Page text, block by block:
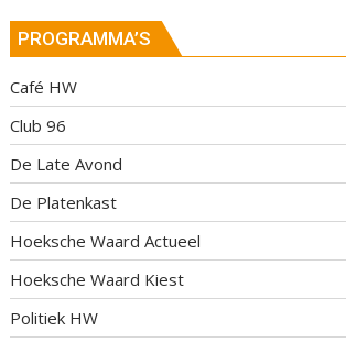
PROGRAMMA’S
Café HW
Club 96
De Late Avond
De Platenkast
Hoeksche Waard Actueel
Hoeksche Waard Kiest
Politiek HW